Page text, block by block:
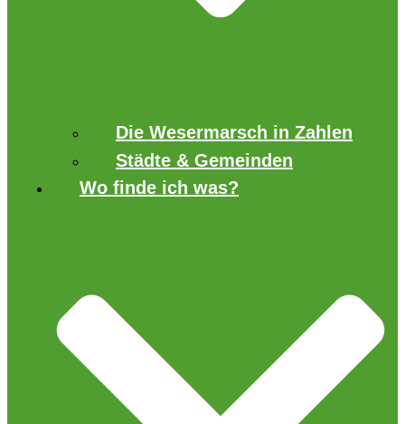
Die Wesermarsch in Zahlen
Städte & Gemeinden
Wo finde ich was?